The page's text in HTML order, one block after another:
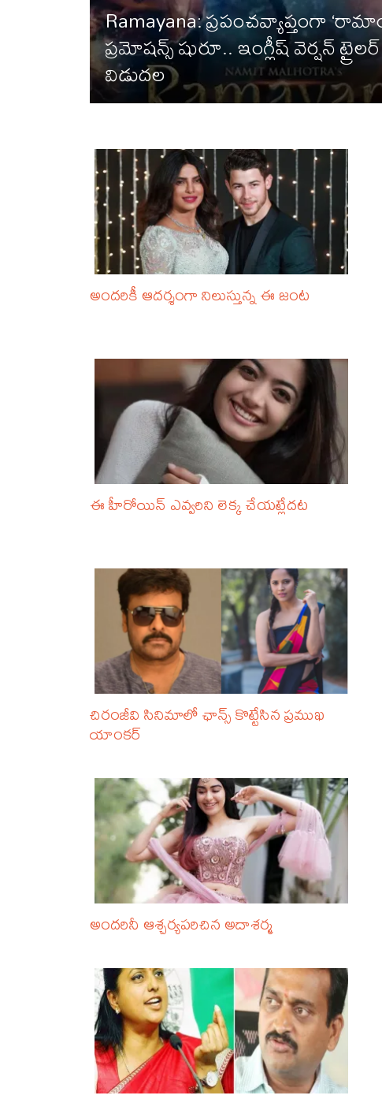
Ramayana: ప్రపంచవ్యాప్తంగా
ప్రమోషన్స్ షురూ.. ఇంగ్లీష్ వెర్షన్ ట్రైలర్
విడుదల
అందరికీ ఆదర్శంగా నిలుస్తున్న ఈ జంట
ఈ హీరోయిన్ ఎవ్వరిని లెక్క చేయట్లేదట
చిరంజీవి సినిమాలో ఛాన్స్ కొట్టేసిన ప్రముఖ
యాంకర్
అందరినీ ఆశ్చర్యపరిచిన అదాశర్మ